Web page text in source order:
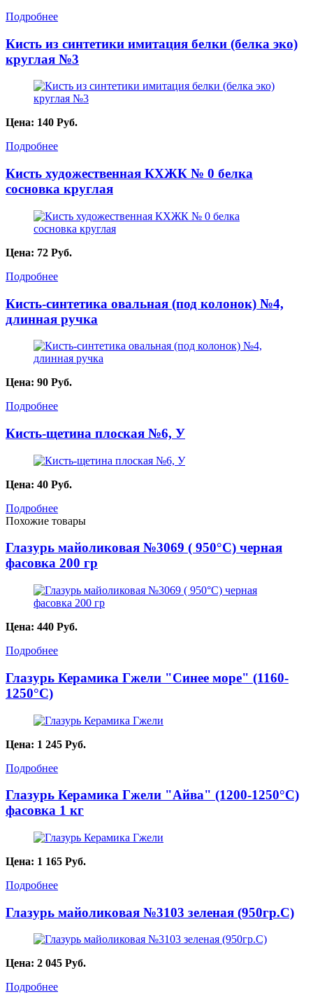
Подробнее
Кисть из синтетики имитация белки (белка эко)
круглая №3
Цена: 140 Руб.
Подробнее
Кисть художественная КХЖК № 0 белка
сосновка круглая
Цена: 72 Руб.
Подробнее
Кисть-синтетика овальная (под колонок) №4,
длинная ручка
Цена: 90 Руб.
Подробнее
Кисть-щетина плоская №6, У
Цена: 40 Руб.
Подробнее
Похожие товары
Глазурь майоликовая №3069 ( 950°С) черная
фасовка 200 гр
Цена: 440 Руб.
Подробнее
Глазурь Керамика Гжели "Синее море" (1160-
1250°С)
Цена: 1 245 Руб.
Подробнее
Глазурь Керамика Гжели "Айва" (1200-1250°С)
фасовка 1 кг
Цена: 1 165 Руб.
Подробнее
Глазурь майоликовая №3103 зеленая (950гр.С)
Цена: 2 045 Руб.
Подробнее